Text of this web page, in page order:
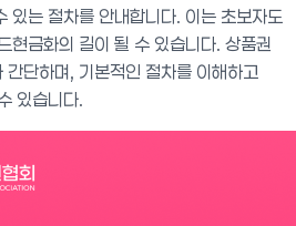
있는 절차를 안내합니다. 이는 초보자도
현금화의 길이 될 수 있습니다. 상품권
간단하며, 기본적인 절차를 이해하고
있습니다.